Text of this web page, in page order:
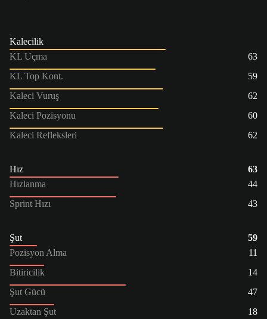
Kalecilik
KL Uçma
63
KL Top Kont.
59
Kaleci Vuruş
62
Kaleci Pozisyonu
60
Kaleci Refleksleri
62
Hız
63
Hızlanma
44
Sprint Hızı
43
Şut
59
Pozisyon Alma
11
Bitiricilik
14
Şut Gücü
47
Uzaktan Şut
18